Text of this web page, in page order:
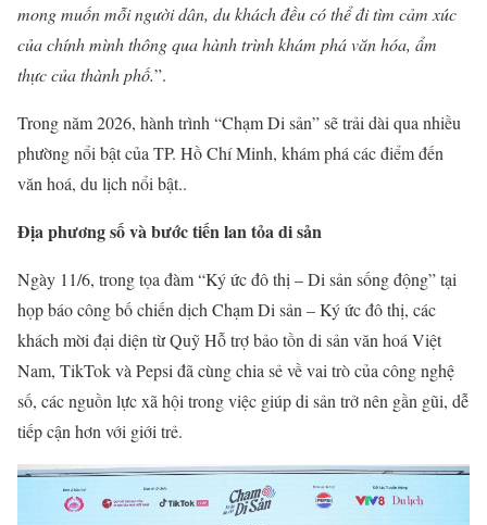
mong muốn mỗi người dân, du khách đều có thể đi tìm cảm xúc
của chính mình thông qua hành trình khám phá văn hóa, ẩm
thực của thành phố.”.
Trong năm 2026, hành trình “Chạm Di sản” sẽ trải dài qua nhiều
phường nổi bật của TP. Hồ Chí Minh, khám phá các điểm đến
văn hoá, du lịch nổi bật..
Địa phương số và bước tiến lan tỏa di sản
Ngày 11/6, trong tọa đàm “Ký ức đô thị – Di sản sống động” tại
họp báo công bố chiến dịch Chạm Di sản – Ký ức đô thị, các
khách mời đại diện từ Quỹ Hỗ trợ bảo tồn di sản văn hoá Việt
Nam, TikTok và Pepsi đã cùng chia sẻ về vai trò của công nghệ
số, các nguồn lực xã hội trong việc giúp di sản trở nên gần gũi, dễ
tiếp cận hơn với giới trẻ.